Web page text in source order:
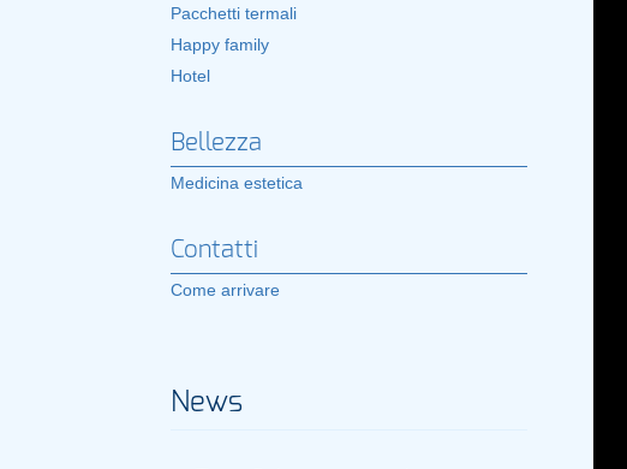
Pacchetti termali
Happy family
Hotel
Bellezza
Medicina estetica
Contatti
Come arrivare
News